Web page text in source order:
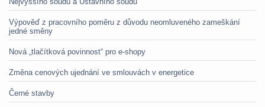
Výpověď z pracovního poměru z důvodu neomluveného zameškání
jedné směny
Nová „tlačítková povinnost“ pro e-shopy
Změna cenových ujednání ve smlouvách v energetice
Černé stavby